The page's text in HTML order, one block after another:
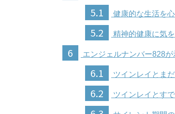
5.1 健康的な生活を
5.2 精神的健康に気
6 エンジェルナンバー828
6.1 ツインレイとま
6.2 ツインレイとす